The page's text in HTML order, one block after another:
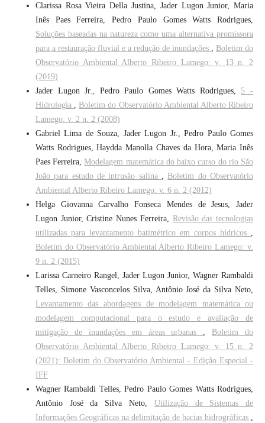
Clarissa Rosa Vieira Della Justina, Jader Lugon Junior, Maria
Inês Paes Ferreira, Pedro Paulo Gomes Watts Rodrigues,
Soluções baseadas na natureza como uma alternativa promissora
para a restauração fluvial e a redução de inundações
Boletim do
Observatório Ambiental Alberto Ribeiro Lamego: v. 13 n. 2
(2019)
Jader Lugon Jr., Pedro Paulo Gomes Watts Rodrigues, 5 -
Hidrologia
Boletim do Observatório Ambiental Alberto Ribeiro
Lamego: v. 2 n. 2 (2008)
Gabriel Lima de Souza, Jader Lugon Jr., Pedro Paulo Gomes
Watts Rodrigues, Haydda Manolla Chaves da Hora, Maria Inês
Paes Ferreira, Modelagem matemática do baixo curso do rio São
João para estudo de intrusão salina
Boletim do Observatório
Ambiental Alberto Ribeiro Lamego: v. 6 n. 2 (2012)
Helga Giovanna Carvalho Fonseca Mendes de Jesus, Jader
Lugon Junior, Cristine Nunes Ferreira, Revisão das tecnologias
utilizadas para levantamento batimétrico em corpos hídricos
Boletim do Observatório Ambiental Alberto Ribeiro Lamego: v.
9 n. 2 (2015)
Larissa Carneiro Rangel, Jader Lugon Junior, Wagner Rambaldi
Telles, Simone Vasconcelos Silva, Antônio José da Silva Neto,
Levantamento das abordagens de modelagem matemática ou
modelagem computacional para o estudo e avaliação de
mitigação de inundações em áreas urbanas
Boletim do
Observatório Ambiental Alberto Ribeiro Lamego: v. 15 n. 2
(2021): Boletim do Observatório Ambiental - Edição Especial -
IFF
Wagner Rambaldi Telles, Pedro Paulo Gomes Watts Rodrigues,
Antônio José da Silva Neto, Utilização de Sistemas de
Informações Geográficas na delimitação de bacias hidrográficas